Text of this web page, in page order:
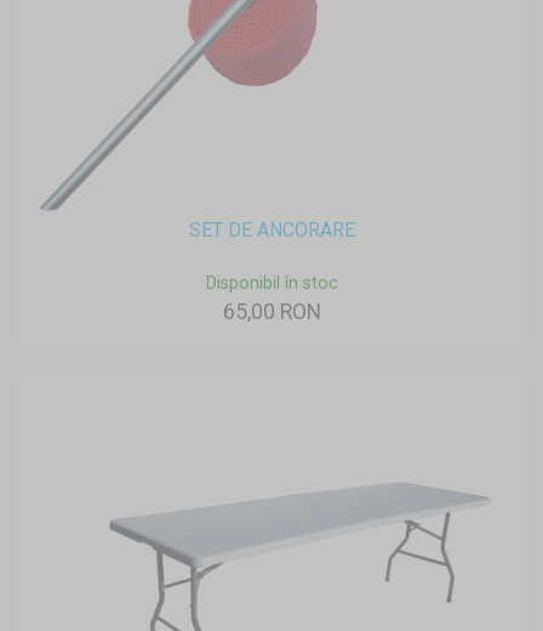
SET DE ANCORARE
Disponibil în stoc
65,00 RON